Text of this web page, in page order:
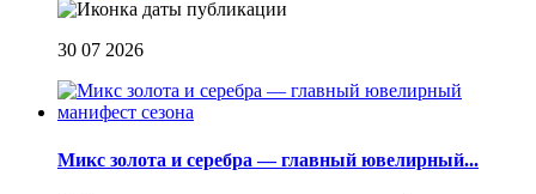
30 07 2026
Микс золота и серебра — главный ювелирный...